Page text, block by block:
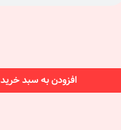
افزودن به سبد خرید